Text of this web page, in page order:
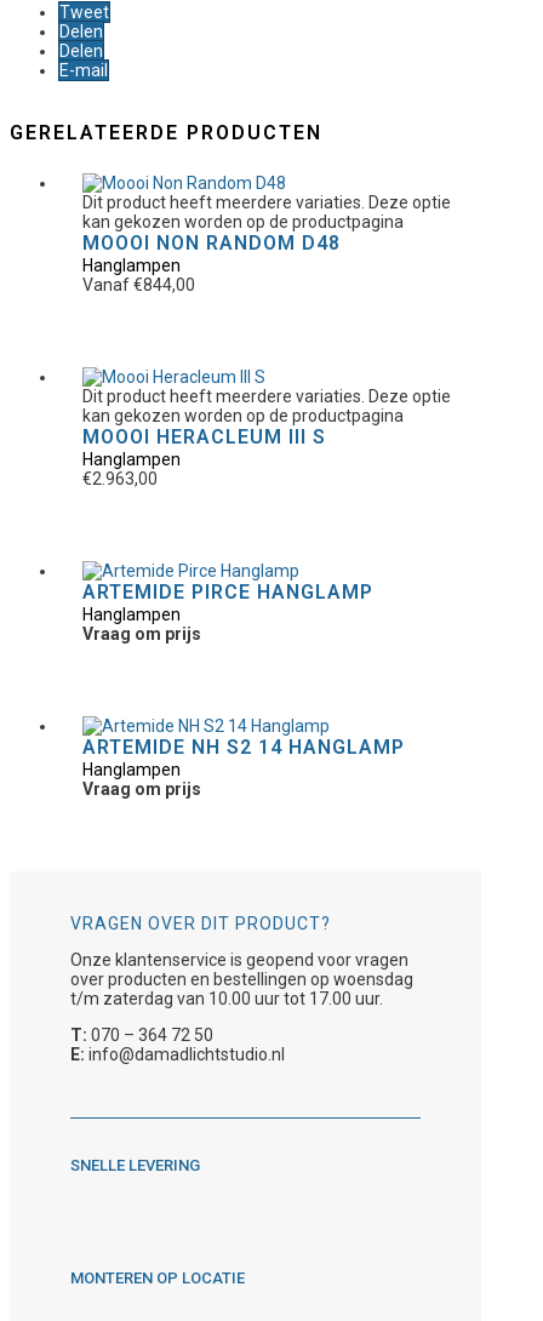
Tweet
Delen
Delen
E-mail
GERELATEERDE PRODUCTEN
Dit product heeft meerdere variaties. Deze optie
kan gekozen worden op de productpagina
MOOOI NON RANDOM D48
Hanglampen
Vanaf€844,00
Dit product heeft meerdere variaties. Deze optie
kan gekozen worden op de productpagina
MOOOI HERACLEUM III S
Hanglampen
€2.963,00
ARTEMIDE PIRCE HANGLAMP
Hanglampen
Vraag om prijs
ARTEMIDE NH S2 14 HANGLAMP
Hanglampen
Vraag om prijs
VRAGEN OVER DIT PRODUCT?
Onze klantenservice is geopend voor vragen
over producten en bestellingen op woensdag
t/m zaterdag van 10.00 uur tot 17.00 uur.
T: 070 – 364 72 50
E: info@damadlichtstudio.nl
SNELLE LEVERING
MONTEREN OP LOCATIE